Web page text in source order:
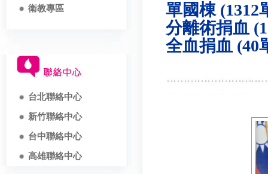
衛教專區
台北聯絡中心
新竹聯絡中心
台中聯絡中心
高雄聯絡中心
單國棟 (1312
分離術捐血
全血捐血 (40